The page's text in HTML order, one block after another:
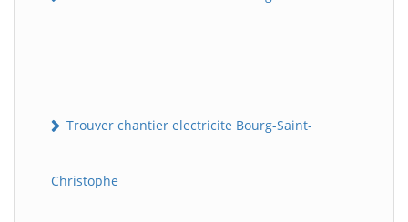
Trouver chantier electricite Bourg-Saint-
Christophe